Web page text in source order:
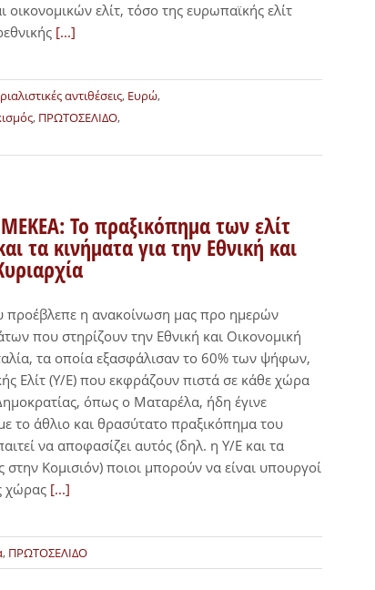
οικονομικών ελίτ, τόσο της ευρωπαϊκής ελίτ
[...]
αντιθέσεις, Ευρώ,
, ΠΡΩΤΟΣΕΛΙΔΟ,
Το πραξικόπημα των ελίτ
τα κινήματα για την Εθνική και
η ανακοίνωση μας προ ημερών
που στηρίζουν την Εθνική και Οικονομική
τα οποία εξασφάλισαν το 60% των ψήφων,
Ελίτ (Υ/Ε) που εκφράζουν πιστά σε κάθε χώρα
όπως ο Ματαρέλα, ήδη έγινε
το άθλιο και θρασύτατο πραξικόπημα του
να αποφασίζει αυτός (δηλ. η Υ/Ε και τα
Κομισιόν) ποιοι μπορούν να είναι υπουργοί
χώρας [...]
, ΠΡΩΤΟΣΕΛΙΔΟ